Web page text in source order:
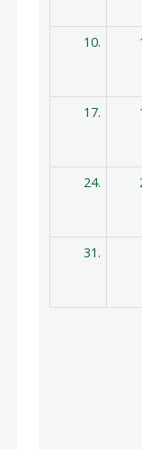
10.
17.
24.
31.